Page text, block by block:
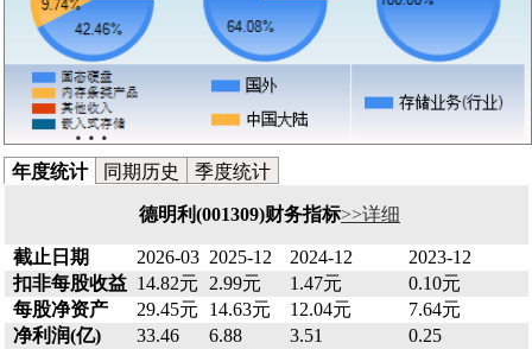
年度统计 同期历史 季度统计
德明利(001309)财务指标>>详细
截止日期 2026-03 2025-12 2024-12
2023-12
扣非每股收益 14.82元 2.99元 1.47元
0.10元
每股净资产
29.45元 14.63元 12.04元
7.64元
净利润(亿)
33.46 6.88 3.51
0.25